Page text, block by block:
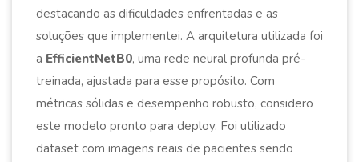
destacando as dificuldades enfrentadas e as
soluções que implementei. A arquitetura utilizada foi
a EfficientNetB0, uma rede neural profunda pré-
treinada, ajustada para esse propósito. Com
métricas sólidas e desempenho robusto, considero
este modelo pronto para deploy. Foi utilizado
dataset com imagens reais de pacientes sendo